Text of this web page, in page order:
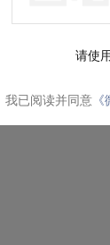
请使
我已阅读并同意